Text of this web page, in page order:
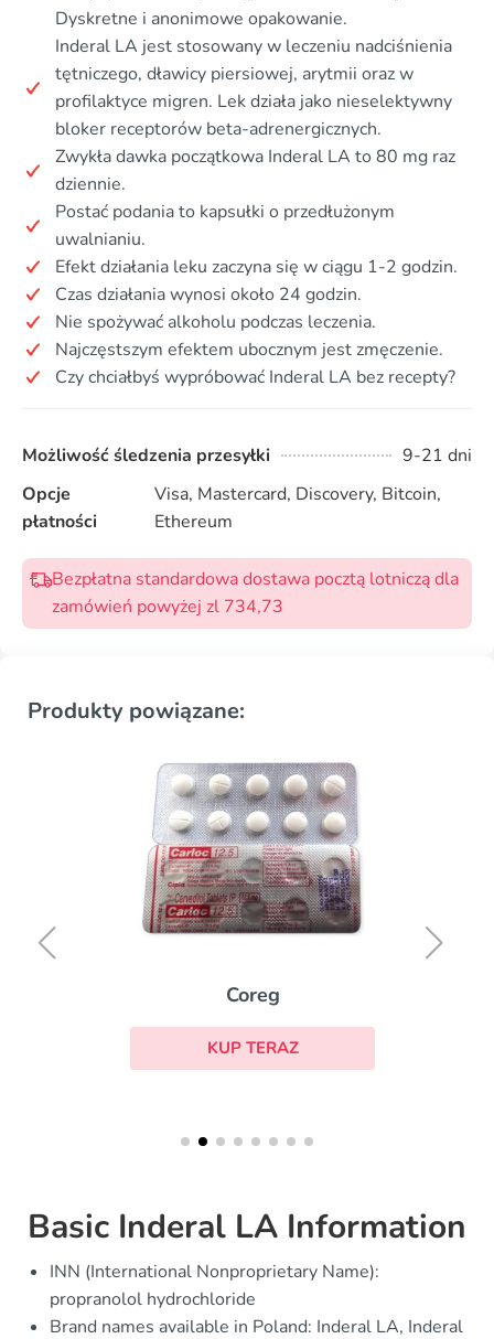
Dyskretne i anonimowe opakowanie.
Inderal LA jest stosowany w leczeniu nadciśnienia
tętniczego, dławicy piersiowej, arytmii oraz w
profilaktyce migren. Lek działa jako nieselektywny
bloker receptorów beta-adrenergicznych.
Zwykła dawka początkowa Inderal LA to 80 mg raz
dziennie.
Postać podania to kapsułki o przedłużonym
uwalnianiu.
Efekt działania leku zaczyna się w ciągu 1-2 godzin.
Czas działania wynosi około 24 godzin.
Nie spożywać alkoholu podczas leczenia.
Najczęstszym efektem ubocznym jest zmęczenie.
Czy chciałbyś wypróbować Inderal LA bez recepty?
Możliwość śledzenia przesyłki
9-21 dni
Opcje
płatności
Visa, Mastercard, Discovery, Bitcoin,
Ethereum
Bezpłatna standardowa dostawa pocztą lotniczą dla
zamówień powyżej zl 734,73
Produkty powiązane:
Coreg
KUP TERAZ
Basic Inderal LA Information
INN (International Nonproprietary Name):
propranolol hydrochloride
Brand names available in Poland: Inderal LA, Inderal